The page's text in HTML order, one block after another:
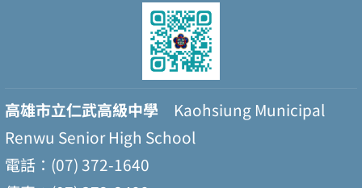
高雄市立仁武高級中學 Kaohsiung Municipal
Renwu Senior High School
電話：(07) 372-1640